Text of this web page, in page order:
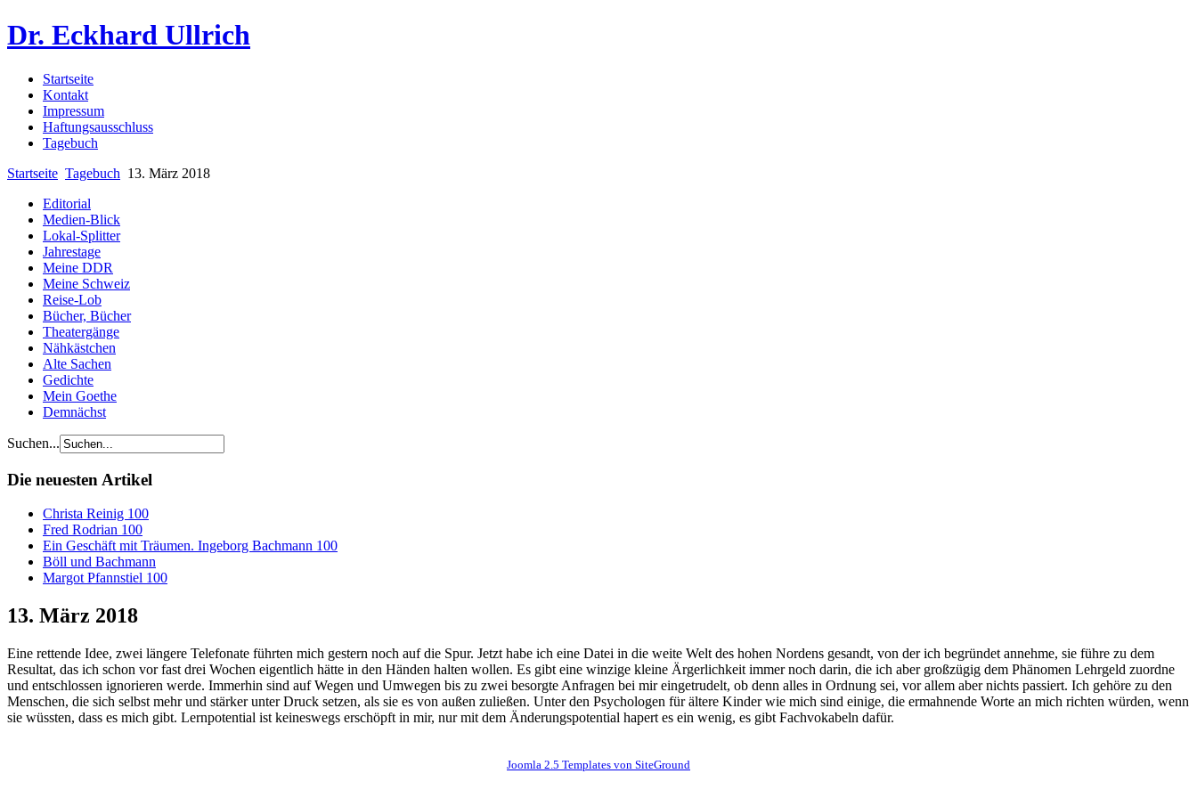
Dr. Eckhard Ullrich
Startseite
Kontakt
Impressum
Haftungsausschluss
Tagebuch
Startseite Tagebuch 13. März 2018
Editorial
Medien-Blick
Lokal-Splitter
Jahrestage
Meine DDR
Meine Schweiz
Reise-Lob
Bücher, Bücher
Theatergänge
Nähkästchen
Alte Sachen
Gedichte
Mein Goethe
Demnächst
Suchen...
Die neuesten Artikel
Christa Reinig 100
Fred Rodrian 100
Ein Geschäft mit Träumen. Ingeborg Bachmann 100
Böll und Bachmann
Margot Pfannstiel 100
13. März 2018
Eine rettende Idee, zwei längere Telefonate führten mich gestern noch auf die Spur. Jetzt habe ich eine Datei in die weite Welt des hohen Nordens gesandt, von der ich begründet annehme, sie führe zu dem
Resultat, das ich schon vor fast drei Wochen eigentlich hätte in den Händen halten wollen. Es gibt eine winzige kleine Ärgerlichkeit immer noch darin, die ich aber großzügig dem Phänomen Lehrgeld zuordne
und entschlossen ignorieren werde. Immerhin sind auf Wegen und Umwegen bis zu zwei besorgte Anfragen bei mir eingetrudelt, ob denn alles in Ordnung sei, vor allem aber nichts passiert. Ich gehöre zu den
Menschen, die sich selbst mehr und stärker unter Druck setzen, als sie es von außen zuließen. Unter den Psychologen für ältere Kinder wie mich sind einige, die ermahnende Worte an mich richten würden, wenn
sie wüssten, dass es mich gibt. Lernpotential ist keineswegs erschöpft in mir, nur mit dem Änderungspotential hapert es ein wenig, es gibt Fachvokabeln dafür.
Joomla 2.5 Templates von SiteGround